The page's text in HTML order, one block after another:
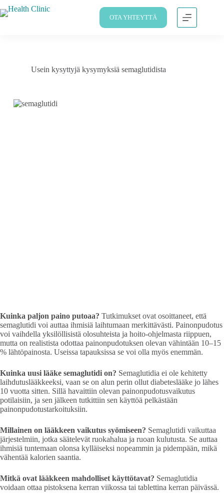
OTA YHTEYTTÄ
Usein kysyttyjä kysymyksiä semaglutidista
Kuinka paljon paino putoaa? Tutkimukset ovat osoittaneet, että
semaglutidi voi auttaa ihmisiä laihtumaan merkittävästi. Painonpudotus
voi vaihdella yksilöllisistä olosuhteista ja hoito-ohjelmasta riippuen,
mutta on realistista odottaa painonpudotuksen olevan vähintään 10–15
% lähtöpainosta. Useissa tapauksissa se voi olla myös enemmän.
Kuinka uusi lääke semaglutidi on? Semaglutidia ei ole kehitetty
laihdutuslääkkeeksi, vaan se on alun perin ollut diabeteslääke jo lähes
10 vuotta sitten. Sillä havaittiin olevan painonpudotusvaikutus
potilaisiin, ja sen jälkeen tutkittiin sen käyttöä pelkästään
painonpudotustarkoituksiin.
Millainen on lääkkeen vaikutus syömiseen? Semaglutidi vaikuttaa
järjestelmiin, jotka säätelevät ruokahalua ja ruoan kulutusta. Se auttaa
ihmisiä tuntemaan olonsa kylläiseksi nopeammin ja pidempään, mikä
vähentää kalorien saantia.
Mitkä ovat lääkkeen mahdolliset käyttötavat? Semaglutidia
voidaan ottaa pistoksena kerran viikossa tai tablettina kerran päivässä.